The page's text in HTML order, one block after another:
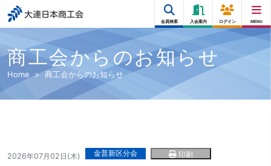
大連日本商工会
会員検索 入会案内 ログイン MENU
商工会からのお知らせ
Home 商工会からのお知らせ
2026年07月02日(木) 金普新区分会 印刷